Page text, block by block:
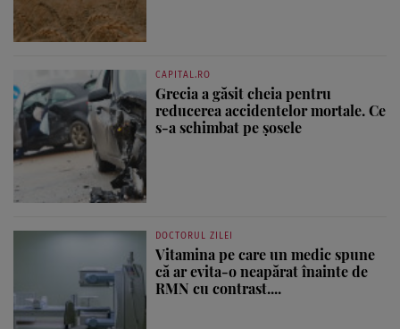
CAPITAL.RO
Grecia a găsit cheia pentru
reducerea accidentelor mortale. Ce
s-a schimbat pe șosele
DOCTORUL ZILEI
Vitamina pe care un medic spune
că ar evita-o neapărat înainte de
RMN cu contrast....